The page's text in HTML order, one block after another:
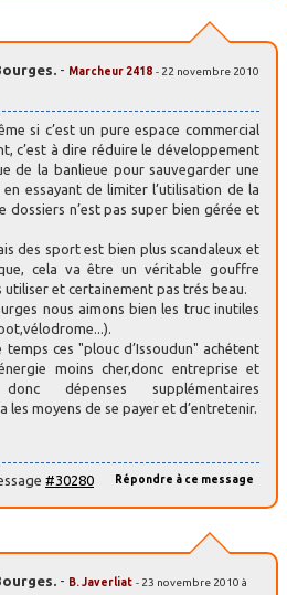
- Marcheur 2418 - 22 novembre 2010
si c’est un pure espace commercial
c’est à dire réduire le développement
de la banlieue pour sauvegarder une
essayant de limiter l’utilisation de la
dossiers n’est pas super bien gérée et
des sport est bien plus scandaleux et
cela va être un véritable gouffre
utiliser et certainement pas trés beau.
nous aimons bien les truc inutiles
ces "plouc d’Issoudun" achétent
moins cher,donc entreprise et
dépenses supplémentaires
les moyens de se payer et d’entretenir.
Répondre à ce message
#30280
- B. Javerliat - 23 novembre 2010 à